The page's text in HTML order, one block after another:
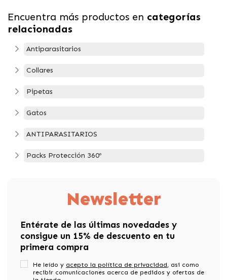
Encuentra más productos en categorías
relacionadas
Antiparasitarios
Collares
Pipetas
Gatos
ANTIPARASITARIOS
Packs Protección 360º
Newsletter
Entérate de las últimas novedades y
consigue un 15% de descuento en tu
primera compra
He leído y acepto la política de privacidad, asi como
recibir comunicaciones acerca de pedidos y ofertas de